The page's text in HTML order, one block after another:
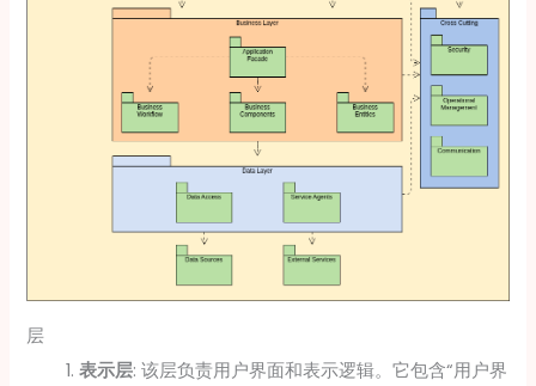
层
表示层: 该层负责用户界面和表示逻辑。它包含“用户界